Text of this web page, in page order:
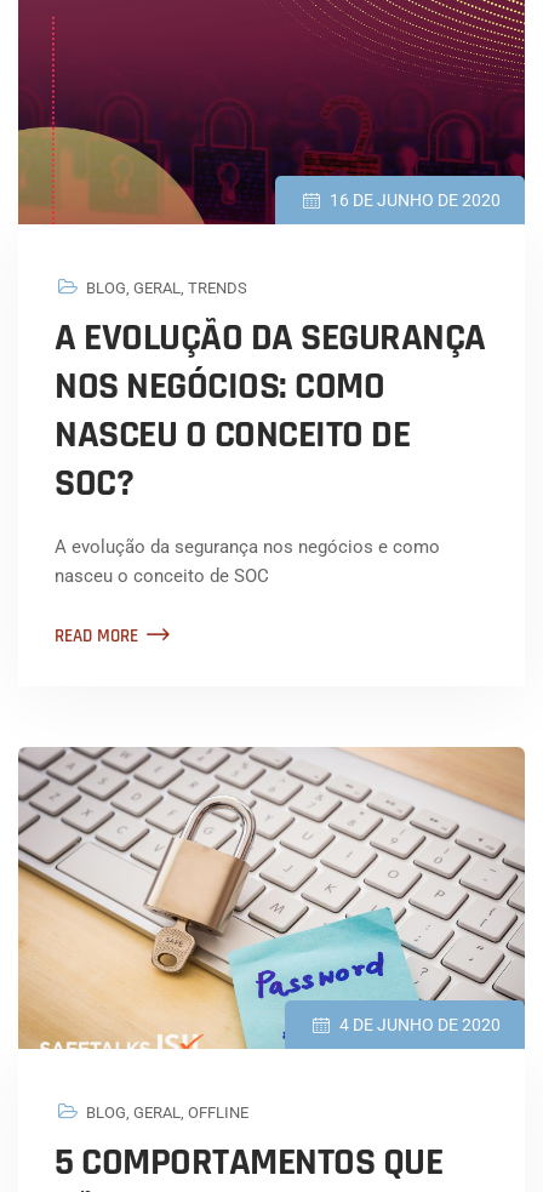
16 DE JUNHO DE 2020
BLOG GERAL TRENDS
A EVOLUÇÃO DA SEGURANÇA
NOS NEGÓCIOS: COMO
NASCEU O CONCEITO DE
SOC?
A evolução da segurança nos negócios e como
nasceu o conceito de SOC
READ MORE
4 DE JUNHO DE 2020
BLOG GERAL OFFLINE
5 COMPORTAMENTOS QUE